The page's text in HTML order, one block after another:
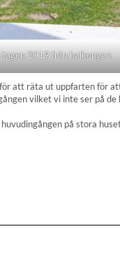
2019 från balkongen
att räta ut uppfarten för
vilket vi inte ser på
på stora